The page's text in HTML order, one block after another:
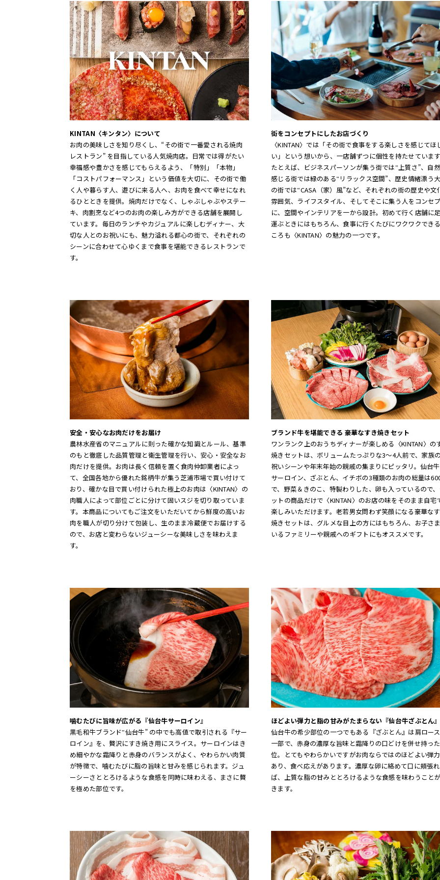
KINTAN〈キンタン〉について
お肉の美味しさを知り尽くし、“その街で一番愛される焼肉
レストラン” を目指している人気焼肉店。日常では得がたい
幸福感や豊かさを感じてもらえるよう、「特別」「本物」
「コストパフォーマンス」という価値を大切に、その街で働
く人や暮らす人、遊びに来る人へ、お肉を食べて幸せになれ
るひとときを提供。焼肉だけでなく、しゃぶしゃぶやステー
キ、肉割烹など4つのお肉の楽しみ方ができる店舗を展開し
ています。毎日のランチやカジュアルに楽しむディナー、大
切な人とのお祝いにも、魅力溢れる都心の街で、それぞれの
シーンに合わせて心ゆくまで食事を堪能できるレストランで
す。
街をコンセプトにしたお店づくり
〈KINTAN〉では「その街で食事をする楽しさを感じてほ
い」という想いから、一店舗ずつに個性を持たせていま
たとえば、ビジネスパーソンが集う街では‟上質さ”、自
感じる街では緑のある‟リラックス空間”、歴史情緒漂う
の街では‟CASA（家）風”など、それぞれの街の歴史や文
雰囲気、ライフスタイル、そしてそこに集う人をコンセ
に、空間やインテリアを一から設計。初めて行く店舗に
運ぶときにはもちろん、食事に行くたびにワクワクでき
ころも〈KINTAN〉の魅力の一つです。
安全・安心なお肉だけをお届け
農林水産省のマニュアルに則った確かな知識とルール、基準
のもと徹底した品質管理と衛生管理を行い、安心・安全なお
肉だけを提供。お肉は長く信頼を置く食肉仲卸業者によっ
て、全国各地から優れた銘柄牛が集う芝浦市場で買い付けて
おり、確かな目で買い付けられた極上のお肉は〈KINTAN〉の
肉職人によって部位ごとに分けて固いスジを切り取っていま
す。本商品についてもご注文をいただいてから鮮度の高いお
肉を職人が切り分けて包装し、生のまま冷蔵便でお届けする
ので、お店と変わらないジューシーな美味しさを味わえま
す。
ブランド牛を堪能できる 豪華なすき焼きセット
ワンランク上のおうちディナーが楽しめる〈KINTAN〉の
焼きセットは、ボリュームたっぷりな3～4人前で、家族
祝いシーンや年末年始の親戚の集まりにピッタリ。仙台
サーロイン、ざぶとん、イチボの3種類のお肉の総量は
で、野菜＆きのこ、特製わりした、卵も入っているので
ットの商品だけで〈KINTAN〉のお店の味をそのまま自宅
楽しみいただけます。老若男女問わず笑顔になる豪華な
焼きセットは、グルメな目上の方にはもちろん、お子さ
いるファミリーや親戚へのギフトにもオススメです。
噛むたびに旨味が広がる『仙台牛サーロイン』
黒毛和牛ブランド‟仙台牛” の中でも高値で取引される『サー
ロイン』を、贅沢にすき焼き用にスライス。サーロインはき
め細やかな霜降りと赤身のバランスがよく、やわらかい肉質
が特徴で、噛むたびに脂の旨味と甘みを感じられます。ジュ
ーシーさととろけるような食感を同時に味わえる、まさに贅
を極めた部位です。
ほどよい弾力と脂の甘みがたまらない『仙台牛ざぶとん
仙台牛の希少部位の一つでもある『ざぶとん』は肩ロー
一部で、赤身の濃厚な旨味と霜降りの口どけを併せ持っ
位。とてもやわらかいですがお肉ならではのほどよい弾
あり、食べ応えがあります。濃厚な卵に絡めて口に頬張れ
ば、上質な脂の甘みととろけるような食感を味わうこと
きます。